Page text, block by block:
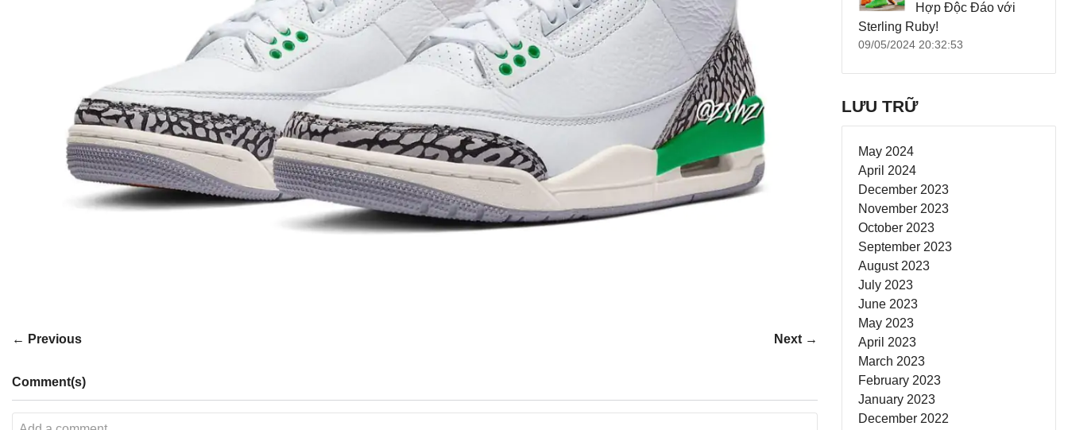
← Previous Next →
Comment(s)
Hợp Độc Đáo với
Sterling Ruby!
09/05/2024 20:32:53
LƯU TRỮ
May 2024
April 2024
December 2023
November 2023
October 2023
September 2023
August 2023
July 2023
June 2023
May 2023
April 2023
March 2023
February 2023
January 2023
December 2022